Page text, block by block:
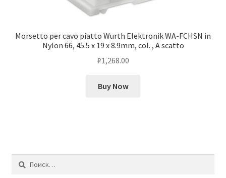
Morsetto per cavo piatto Wurth Elektronik WA-FCHSN in
Nylon 66, 45.5 x 19 x 8.9mm, col. , A scatto
₽1,268.00
Buy Now
Найти: